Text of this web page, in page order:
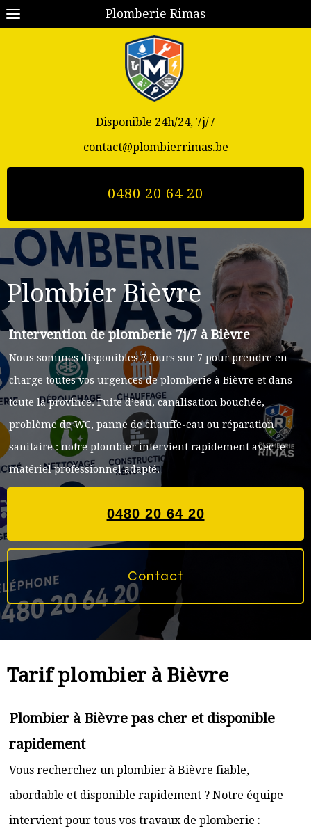
Plomberie Rimas
Disponible 24h/24, 7j/7
contact@plombierrimas.be
0480 20 64 20
Plombier Bièvre
Intervention de plomberie 7j/7 à Bièvre
Nous sommes disponibles 7 jours sur 7 pour prendre en
charge toutes vos urgences de plomberie à Bièvre et dans
toute la province. Fuite d’eau, canalisation bouchée,
problème de WC, panne de chauffe-eau ou réparation
sanitaire : notre plombier intervient rapidement avec le
matériel professionnel adapté.
0480 20 64 20
Contact
Tarif plombier à Bièvre
Plombier à Bièvre pas cher et disponible
rapidement
Vous recherchez un plombier à Bièvre fiable,
abordable et disponible rapidement ? Notre équipe
intervient pour tous vos travaux de plomberie :